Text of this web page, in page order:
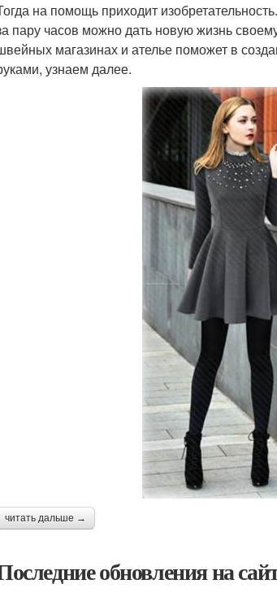
на помощь приходит
пару часов можно дать новую жизнь
магазинах и ателье поможет в
узнаем далее.
читать дальше →
обновления на